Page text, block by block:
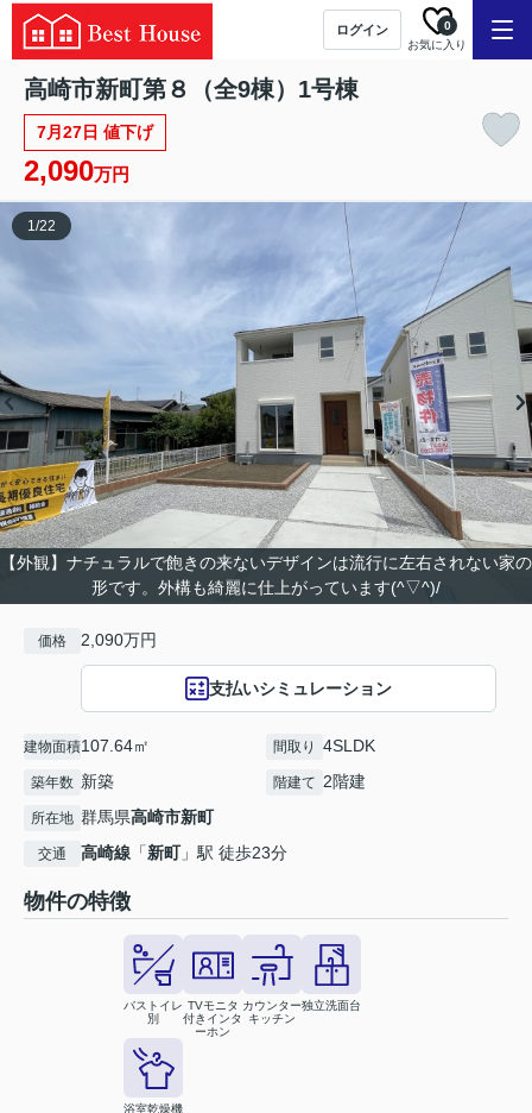
ログイン
お気に入り
0
高崎市新町第８（全9棟）1号棟
7月27日 値下げ
2,090万円
【外観】ナチュラルで飽きの来ないデザインは流行に左右されない家の
形です。外構も綺麗に仕上がっています(^▽^)/
1/22
価格 2,090万円
支払いシミュレーション
建物面積107.64㎡ 間取り 4SLDK
築年数 新築 階建て 2階建
所在地 群馬県高崎市新町
交通 高崎線 「新町」駅 徒歩23分
物件の特徴
バストイレ
別
TVモニタ
付きインタ
ーホン
カウンター
キッチン
独立洗面台
浴室乾燥機